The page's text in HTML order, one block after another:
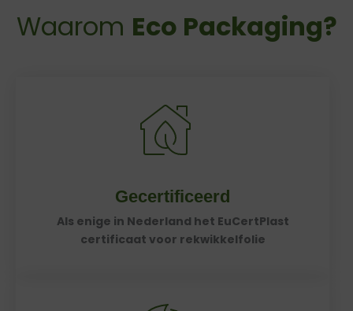
Waarom Eco Packaging?
Gecertificeerd
Als enige in Nederland het EuCertPlast
certificaat voor rekwikkelfolie